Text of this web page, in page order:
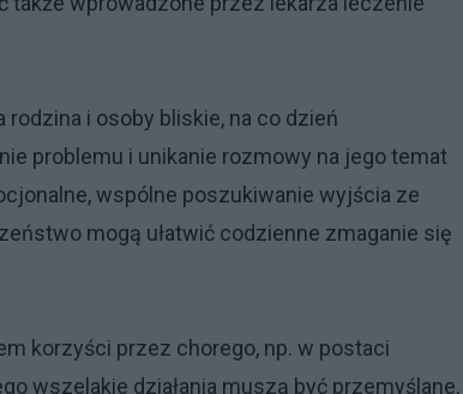
i osoby bliskie, na co dzień
problemu i unikanie rozmowy na jego temat
wspólne poszukiwanie wyjścia ze
mogą ułatwić codzienne zmaganie się
korzyści przez chorego, np. w postaci
wszelakie działania muszą być przemyślane,